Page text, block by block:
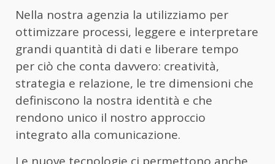
Nella nostra agenzia la utilizziamo per
ottimizzare processi, leggere e interpretare
grandi quantità di dati e liberare tempo
per ciò che conta davvero: creatività,
strategia e relazione, le tre dimensioni che
definiscono la nostra identità e che
rendono unico il nostro approccio
integrato alla comunicazione.